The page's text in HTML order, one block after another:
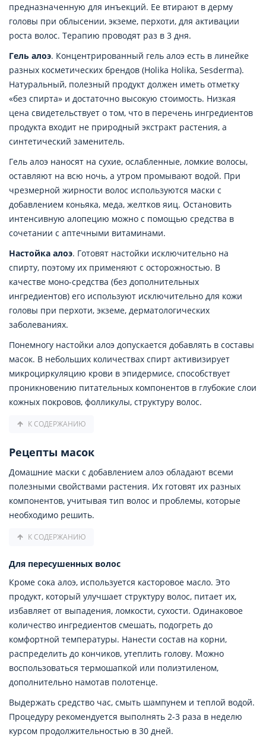
предназначенную для инъекций. Ее втирают в дерму
головы при облысении, экземе, перхоти, для активации
роста волос. Терапию проводят раз в 3 дня.
Гель алоэ. Концентрированный гель алоэ есть в линейке
разных косметических брендов (Holika Holika, Sesderma).
Натуральный, полезный продукт должен иметь отметку
«без спирта» и достаточно высокую стоимость. Низкая
цена свидетельствует о том, что в перечень ингредиентов
продукта входит не природный экстракт растения, а
синтетический заменитель.
Гель алоэ наносят на сухие, ослабленные, ломкие волосы,
оставляют на всю ночь, а утром промывают водой. При
чрезмерной жирности волос используются маски с
добавлением коньяка, меда, желтков яиц. Остановить
интенсивную алопецию можно с помощью средства в
сочетании с аптечными витаминами.
Настойка алоэ. Готовят настойки исключительно на
спирту, поэтому их применяют с осторожностью. В
качестве моно-средства (без дополнительных
ингредиентов) его используют исключительно для кожи
головы при перхоти, экземе, дерматологических
заболеваниях.
Понемногу настойки алоэ допускается добавлять в составы
масок. В небольших количествах спирт активизирует
микроциркуляцию крови в эпидермисе, способствует
проникновению питательных компонентов в глубокие слои
кожных покровов, фолликулы, структуру волос.
К СОДЕРЖАНИЮ
Рецепты масок
Домашние маски с добавлением алоэ обладают всеми
полезными свойствами растения. Их готовят их разных
компонентов, учитывая тип волос и проблемы, которые
необходимо решить.
К СОДЕРЖАНИЮ
Для пересушенных волос
Кроме сока алоэ, используется касторовое масло. Это
продукт, который улучшает структуру волос, питает их,
избавляет от выпадения, ломкости, сухости. Одинаковое
количество ингредиентов смешать, подогреть до
комфортной температуры. Нанести состав на корни,
распределить до кончиков, утеплить голову. Можно
воспользоваться термошапкой или полиэтиленом,
дополнительно намотав полотенце.
Выдержать средство час, смыть шампунем и теплой водой.
Процедуру рекомендуется выполнять 2-3 раза в неделю
курсом продолжительностью в 30 дней.